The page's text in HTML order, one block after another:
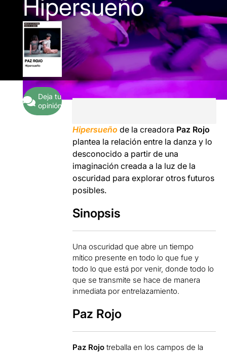
Hipersueño
Deja tu
opinión
Hipersueño de la creadora Paz Rojo
plantea la relación entre la danza y lo
desconocido a partir de una
imaginación creada a la luz de la
oscuridad para explorar otros futuros
posibles.
Sinopsis
Una oscuridad que abre un tiempo
mítico presente en todo lo que fue y
todo lo que está por venir, donde todo lo
que se transmite se hace de manera
inmediata por entrelazamiento.
Paz Rojo
Paz Rojo treballa en los campos de la